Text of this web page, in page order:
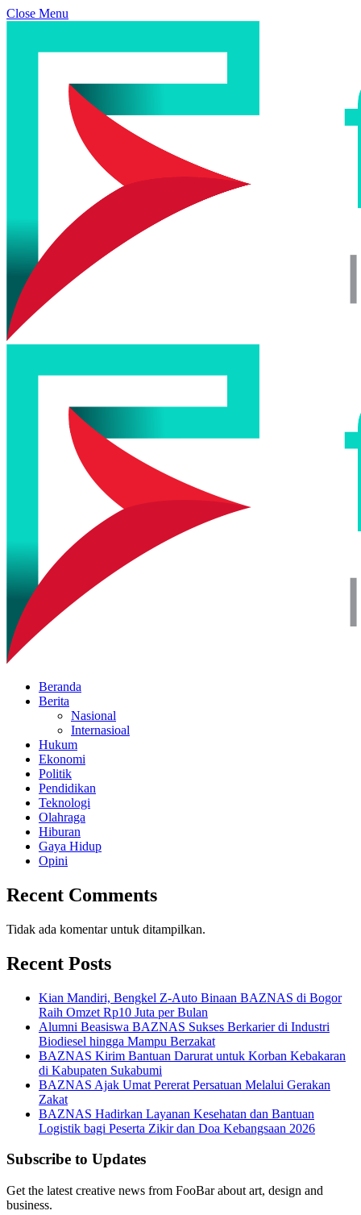
Close Menu
Beranda
Berita
Nasional
Internasioal
Hukum
Ekonomi
Politik
Pendidikan
Teknologi
Olahraga
Hiburan
Gaya Hidup
Opini
Recent Comments
Tidak ada komentar untuk ditampilkan.
Recent Posts
Kian Mandiri, Bengkel Z-Auto Binaan BAZNAS di Bogor
Raih Omzet Rp10 Juta per Bulan
Alumni Beasiswa BAZNAS Sukses Berkarier di Industri
Biodiesel hingga Mampu Berzakat
BAZNAS Kirim Bantuan Darurat untuk Korban Kebakaran
di Kabupaten Sukabumi
BAZNAS Ajak Umat Pererat Persatuan Melalui Gerakan
Zakat
BAZNAS Hadirkan Layanan Kesehatan dan Bantuan
Logistik bagi Peserta Zikir dan Doa Kebangsaan 2026
Subscribe to Updates
Get the latest creative news from FooBar about art, design and
business.